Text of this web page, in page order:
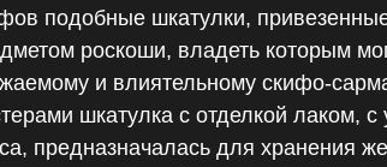
подобные шкатулки,
роскоши, владеть которым
и влиятельному скифо-
шкатулка с отделкой лаком,
предназначалась для хранения